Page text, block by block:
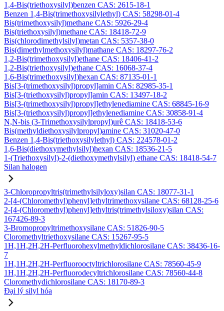
1,4-Bis(triethoxysilyl)benzen CAS: 2615-18-1
Benzen 1,4-Bis(trimethoxysilylethyl) CAS: 58298-01-4
Bis(trimethoxysilyl)methane CAS: 5926-29-4
Bis(triethoxysilyl)methane CAS: 18418-72-9
Bis(chlorodimethylsilyl)metan CAS: 5357-38-0
Bis(dimethylmethoxysilyl)mathane CAS: 18297-76-2
1,2-Bis(trimethoxysilyl)ethane CAS: 18406-41-2
1,2-Bis(triethoxysilyl)ethane CAS: 16068-37-4
1,6-Bis(trimethoxysilyl)hexan CAS: 87135-01-1
Bis[3-(trimethoxysilyl)propyl]amin CAS: 82985-35-1
Bis[3-(triethoxysilyl)propyl]amin CAS: 13497-18-2
Bis[3-(trimethoxysilyl)propyl]ethylenediamine CAS: 68845-16-9
Bis[3-(triethoxysilyl)propyl]ethylenediamine CAS: 30858-91-4
N,N-bis (3-Trimethoxysilylpropyl)urê CAS: 18418-53-6
Bis(methyldiethoxysilylpropyl)amine CAS: 31020-47-0
Benzen 1,4-Bis(triethoxysilylethyl) CAS: 224578-01-2
1,6-Bis(diethoxymethylsilyl)hexan CAS: 18536-21-5
1-(Triethoxysilyl)-2-(diethoxymethylsilyl) ethane CAS: 18418-54-7
Silan halogen
3-Chloropropyltris(trimethylsilyloxy)silan CAS: 18077-31-1
2-[4-(Chloromethyl)phenyl]ethyltrimethoxysilane CAS: 68128-25-6
2-[4-(Chloromethyl)phenyl]ethyltris(trimethylsiloxy)silan CAS:
167426-89-3
3-Bromopropyltrimethoxysilane CAS: 51826-90-5
Cloromethyltriethoxysilane CAS: 15267-95-5
1H,1H,2H,2H-Perfluorohexylmethyldichlorosilane CAS: 38436-16-
7
1H,1H,2H,2H-Perfluorooctyltrichlorosilane CAS: 78560-45-9
1H,1H,2H,2H-Perfluorodecyltrichlorosilane CAS: 78560-44-8
Cloromethydichlorosilane CAS: 18170-89-3
Đại lý silyl hóa